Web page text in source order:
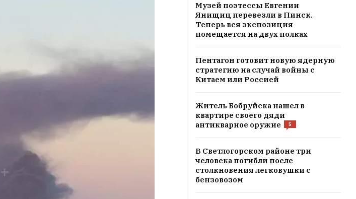
Музей поэтессы Евгении
Янищиц перевезли в Пинск.
Теперь вся экспозиция
помещается на двух полках
Пентагон готовит новую ядерную
стратегию на случай войны с
Китаем или Россией
Житель Бобруйска нашел в
квартире своего дяди
антикварное оружие
5
В Светлогорском районе три
человека погибли после
столкновения легковушки с
бензовозом